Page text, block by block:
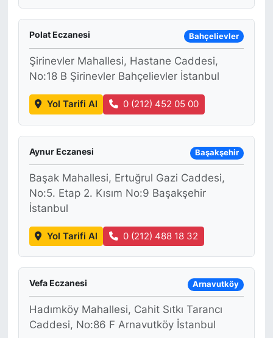
Polat Eczanesi Bahçelievler
Şirinevler Mahallesi, Hastane Caddesi,
No:18 B Şirinevler Bahçelievler İstanbul
Yol Tarifi Al 0 (212) 452 05 00
Aynur Eczanesi Başakşehir
Başak Mahallesi, Ertuğrul Gazi Caddesi,
No:5. Etap 2. Kısım No:9 Başakşehir
İstanbul
Yol Tarifi Al 0 (212) 488 18 32
Vefa Eczanesi Arnavutköy
Hadımköy Mahallesi, Cahit Sıtkı Tarancı
Caddesi, No:86 F Arnavutköy İstanbul